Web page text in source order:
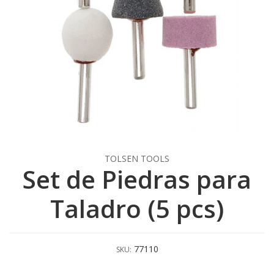
TOLSEN TOOLS
Set de Piedras para
Taladro (5 pcs)
SKU: 77110